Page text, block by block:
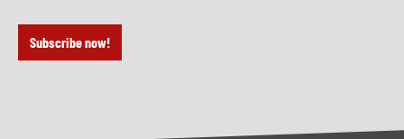
Subscribe now!